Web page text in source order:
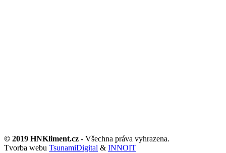
© 2019 HNKliment.cz - Všechna práva vyhrazena.
Tvorba webu TsunamiDigital & INNOIT